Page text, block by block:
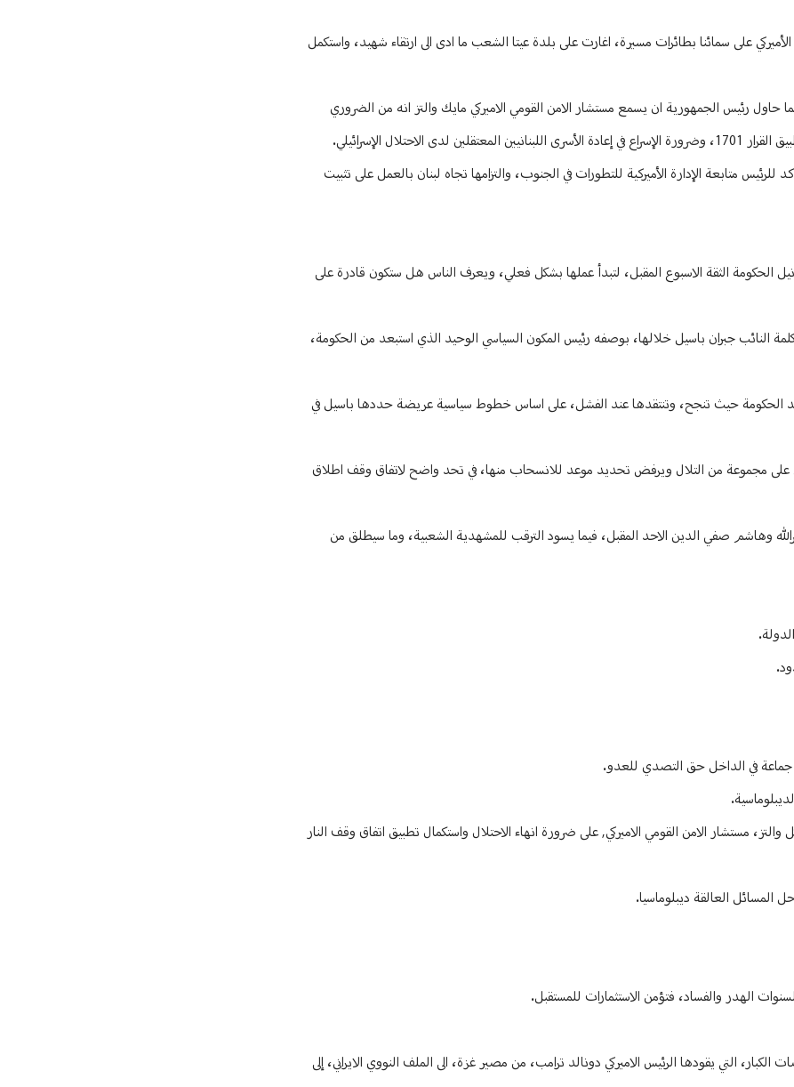
على سمائنا بطائرات مسيرة، اغارت على بلدة عيتا الشعب ما ادى الى ارتقاء شهيد، واستكمل
عين القوات الدولية واللجنة الخماسية الراعية لتطبيق القرار 1701، فيما حاول رئيس الجمهورية ان يسمع مستشار الامن القومي الاميركي مايك والتز انه من الضروري
الإسرائيلي.
متابعة الإدارة الأميركية للتطورات في الجنوب، والتزامها تجاه لبنان بالعمل على تثبيت
نيل الحكومة الثقة الاسبوع المقبل، لتبدأ عملها بشكل فعلي، ويعرف الناس هل ستكون قادرة على
النائب جبران باسيل خلالها، بوصفه رئيس المكون السياسي الوحيد الذي استبعد من الحكومة،
الحكومة حيث تنجح، وتنتقدها عند الفشل، على اساس خطوط سياسية عريضة حددها باسيل في
على مجموعة من التلال ويرفض تحديد موعد للانسحاب منها، في تحد واضح لاتفاق وقف اطلاق
وهاشم صفي الدين الاحد المقبل، فيما يسود الترقب للمشهدية الشعبية، وما سيطلق من
جماعة في الداخل حق التصدي للعدو.
مستشار الامن القومي الاميركي, على ضرورة انهاء الاحتلال واستكمال تطبيق اتفاق وقف النار
المسائل العالقة ديبلوماسيا.
الهدر والفساد، فتؤمن الاستثمارات للمستقبل.
التي يقودها الرئيس الاميركي دونالد ترامب، من مصير غزة، الى الملف النووي الايراني، إلى